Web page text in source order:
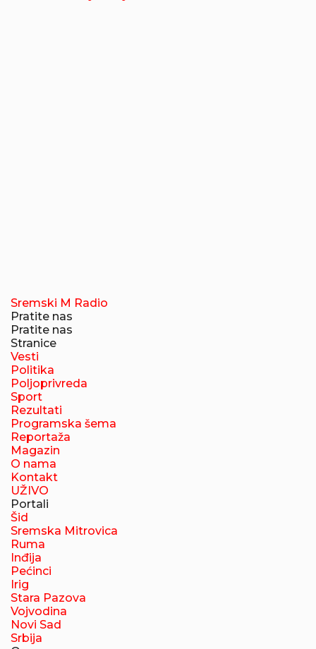
Sremski M Radio
Pratite nas
Pratite nas
Stranice
Vesti
Politika
Poljoprivreda
Sport
Rezultati
Programska šema
Reportaža
Magazin
O nama
Kontakt
UŽIVO
Portali
Šid
Sremska Mitrovica
Ruma
Inđija
Pećinci
Irig
Stara Pazova
Vojvodina
Novi Sad
Srbija